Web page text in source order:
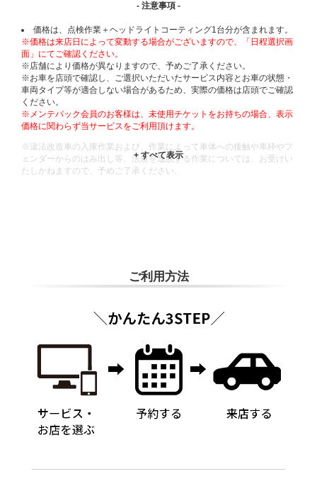
- 注意事項 -
価格は、点検作業＋ヘッドライトコーティング1台分が含まれます。
※価格は来店日によって変動する場合がございますので、「日程選択画
面」にてご確認ください。
※店舗により価格が異なりますので、予めご了承ください。
※お車を店頭で確認し、ご選択いただいたサービス内容とお車の状態・
車両タイプ等が適合しない場合があるため、実際の価格は店頭でご確認
ください。
※メンテパック会員のお客様は、未使用チケットをお持ちの場合、表示
価格に関わらず当サービスをご利用頂けます。
※違法改造車の入庫作業および、作業によって車体への接触や車枠やフ
ェンダーからのはみ出し等、法規を逸脱する作業については、お受けい
たしかねますので、予めご了承ください。
ご利用方法